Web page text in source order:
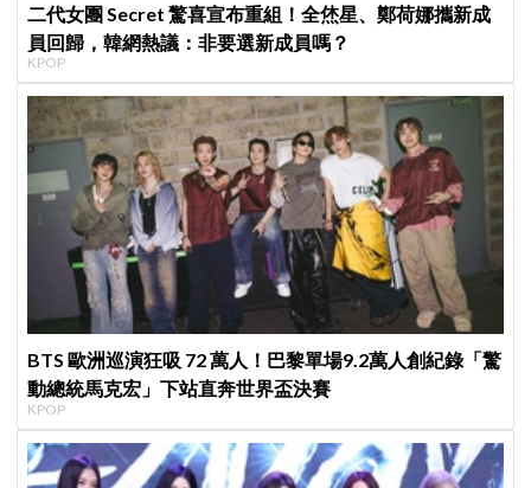
二代女團 Secret 驚喜宣布重組！全烋星、鄭荷娜攜新成
員回歸，韓網熱議：非要選新成員嗎？
KPOP
BTS 歐洲巡演狂吸 72 萬人！巴黎單場9.2萬人創紀錄「驚
動總統馬克宏」下站直奔世界盃決賽
KPOP